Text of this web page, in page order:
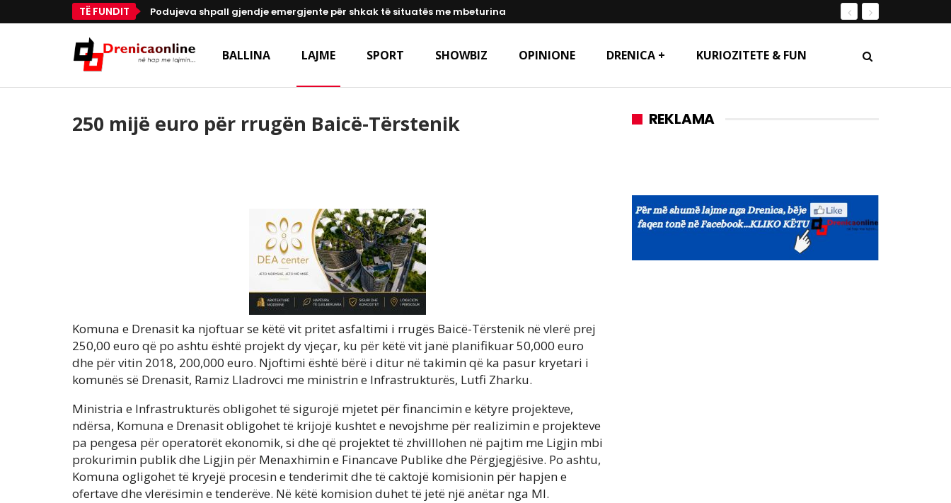
TË FUNDIT Podujeva shpall gjendje emergjente për shkak të situatës me mbeturina
BALLINA LAJME SPORT SHOWBIZ OPINIONE DRENICA + KURIOZITETE & FUN
250 mijë euro për rrugën Baicë-Tërstenik
Komuna e Drenasit ka njoftuar se këtë vit pritet asfaltimi i rrugës Baicë-Tërstenik në vlerë prej
250,00 euro që po ashtu është projekt dy vjeçar, ku për këtë vit janë planifikuar 50,000 euro
dhe për vitin 2018, 200,000 euro. Njoftimi është bërë i ditur në takimin që ka pasur kryetari i
komunës së Drenasit, Ramiz Lladrovci me ministrin e Infrastrukturës, Lutfi Zharku.
Ministria e Infrastrukturës obligohet të sigurojë mjetet për financimin e këtyre projekteve,
ndërsa, Komuna e Drenasit obligohet të krijojë kushtet e nevojshme për realizimin e projekteve
pa pengesa për operatorët ekonomik, si dhe që projektet të zhvilllohen në pajtim me Ligjin mbi
prokurimin publik dhe Ligjin për Menaxhimin e Financave Publike dhe Përgjegjësive. Po ashtu,
Komuna ogligohet të kryejë procesin e tenderimit dhe të caktojë komisionin për hapjen e
ofertave dhe vlerësimin e tenderëve. Në këtë komision duhet të jetë një anëtar nga MI.
REKLAMA